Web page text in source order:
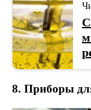
8. Приборы